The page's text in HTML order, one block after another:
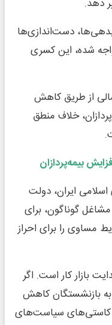
دهد.
دست‌اندازی‌ها
شده، این کسری
از طریق کاهش
خلاف منطق
است.
بیمه‌پردازان
اسلامی ایران، دولت
گوناگون، برای
مساوی را برای احراز
بازار کار است. اگر
به بازنشستگان کاهش
کاستی‌های سیاست‌های